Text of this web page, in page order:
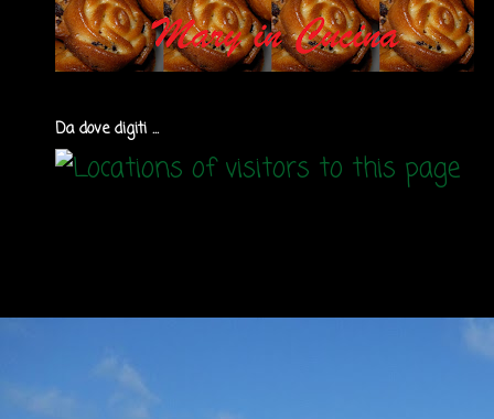
Da dove digiti ...